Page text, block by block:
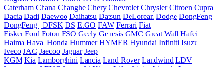
Caterham Chana Changhe Chery Chevrolet Chrysler Citroen Cupra
Dacia Dadi Daewoo Daihatsu Datsun DeLorean Dodge DongFeng
DongFeng | DFSK DS E.GO FAW Ferrari Fiat
Fisker Ford Foton FSO Geely Genesis GMC Great Wall Hafei
Haima Haval Honda Hummer HYMER Hyundai Infiniti Isuzu
Iveco JAC Jaecoo Jaguar Jeep
KGM Kia Lamborghini Lancia Land Rover Landwind LDV